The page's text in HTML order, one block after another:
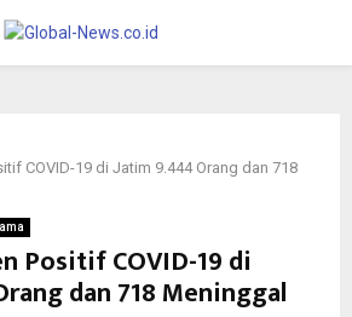
COVID-19 di Jatim 9.444 Orang dan 718
Positif COVID-19 di
dan 718 Meninggal